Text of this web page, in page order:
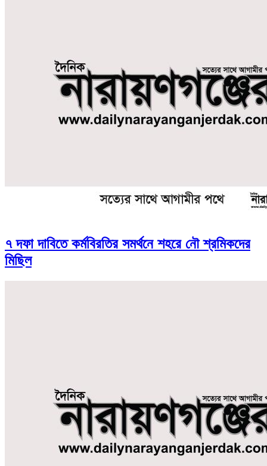
৭ দফা দাবিতে কর্মবিরতির সমর্থনে শহরে নৌ শ্রমিকদের
মিছিল